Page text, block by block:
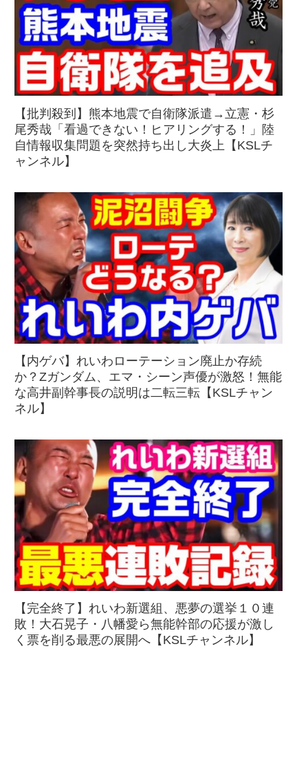
【批判殺到】熊本地震で自衛隊派遣→立憲・杉
尾秀哉「看過できない！ヒアリングする！」陸
自情報収集問題を突然持ち出し大炎上【KSLチ
ャンネル】
【内ゲバ】れいわローテーション廃止か存続
か？Zガンダム、エマ・シーン声優が激怒！無能
な高井副幹事長の説明は二転三転【KSLチャン
ネル】
【完全終了】れいわ新選組、悪夢の選挙１０連
敗！大石晃子・八幡愛ら無能幹部の応援が激し
く票を削る最悪の展開へ【KSLチャンネル】